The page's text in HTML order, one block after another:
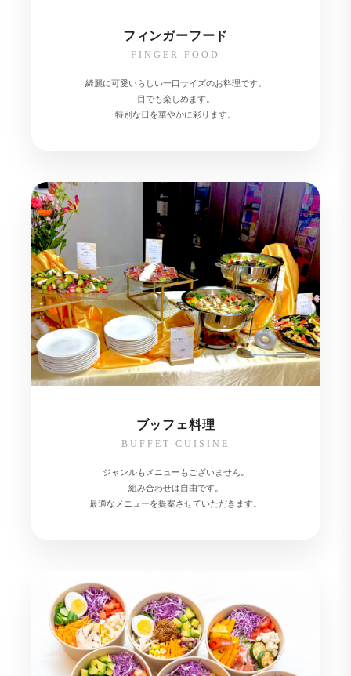
フィンガーフード
FINGER FOOD
綺麗に可愛いらしい一口サイズのお料理です。
目でも楽しめます。
特別な日を華やかに彩ります。
ブッフェ料理
BUFFET CUISINE
ジャンルもメニューもございません。
組み合わせは自由です。
最適なメニューを提案させていただきます。